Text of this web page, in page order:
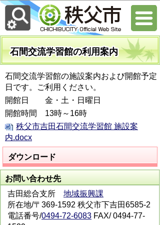
石間交流学習館の利用案内
石間交流学習館の施設案内および開館予定
日です。ご利用ください。
開館日 金・土・日曜日
開館時間 13時～16時
秩父市吉田石間交流学習館 施設案
内.docx
ダウンロード
お問い合わせ先
吉田総合支所 地域振興課
所在地/〒369-1592 秩父市下吉田6585-2
電話番号/0494-72-6083 FAX/ 0494-77-